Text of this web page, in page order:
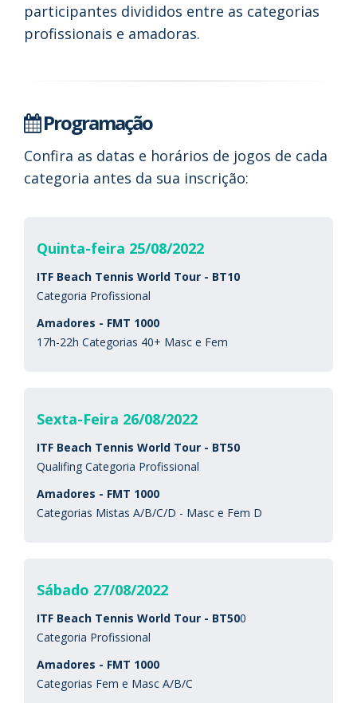
participantes divididos entre as categorias
profissionais e amadoras.
Programação
Confira as datas e horários de jogos de cada
categoria antes da sua inscrição:
Quinta-feira 25/08/2022
ITF Beach Tennis World Tour - BT10
Categoria Profissional
Amadores - FMT 1000
17h-22h Categorias 40+ Masc e Fem
Sexta-Feira 26/08/2022
ITF Beach Tennis World Tour - BT50
Qualifing Categoria Profissional
Amadores - FMT 1000
Categorias Mistas A/B/C/D - Masc e Fem D
Sábado 27/08/2022
ITF Beach Tennis World Tour - BT500
Categoria Profissional
Amadores - FMT 1000
Categorias Fem e Masc A/B/C